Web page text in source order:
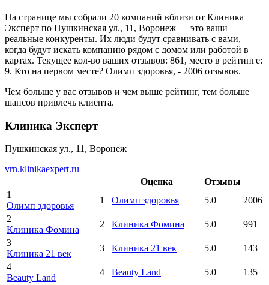
На странице мы собрали 20 компаний вблизи от Клиника
Эксперт по Пушкинская ул., 11, Воронеж — это ваши
реальные конкуренты. Их люди будут сравнивать с вами,
когда будут искать компанию рядом с домом или работой в
картах. Текущее кол-во ваших отзывов: 861, место в рейтинге:
9. Кто на первом месте? Олимп здоровья, - 2006 отзывов.
Чем больше у вас отзывов и чем выше рейтинг, тем больше
шансов привлечь клиента.
Клиника Эксперт
Пушкинская ул., 11, Воронеж
vrn.klinikaexpert.ru
Оценка
Отзывы
1
Олимп здоровья
1 Олимп здоровья 5.0
2006
2
Клиника Фомина
2 Клиника Фомина 5.0
991
3
Клиника 21 век
3 Клиника 21 век 5.0
143
4
Beauty Land
4 Beauty Land 5.0
135